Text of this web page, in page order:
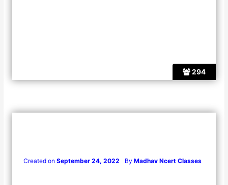
294
Created on September 24, 2022 By Madhav Ncert Classes